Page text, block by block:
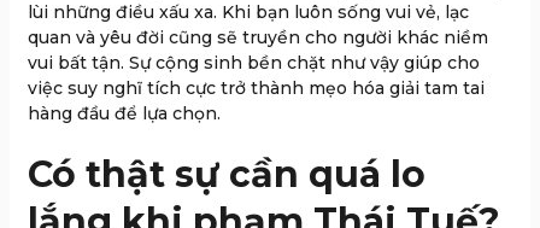
lùi những điều xấu xa. Khi bạn luôn sống vui vẻ, lạc
quan và yêu đời cũng sẽ truyền cho người khác niềm
vui bất tận. Sự cộng sinh bền chặt như vậy giúp cho
việc suy nghĩ tích cực trở thành mẹo hóa giải tam tai
hàng đầu để lựa chọn.
Có thật sự cần quá lo